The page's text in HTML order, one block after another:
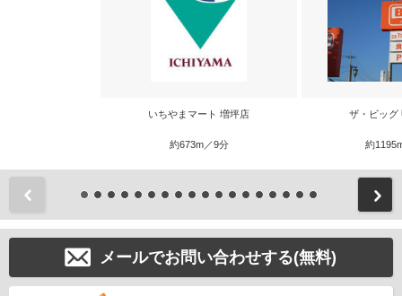
いちやまマート 増坪店
約673m／9分
ザ・ビッグ
約
メールでお問い合わせする(無料)